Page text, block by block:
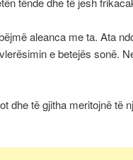
aleanca me ta. Ata
e betejës sonë.
dhe të gjitha meritojnë të